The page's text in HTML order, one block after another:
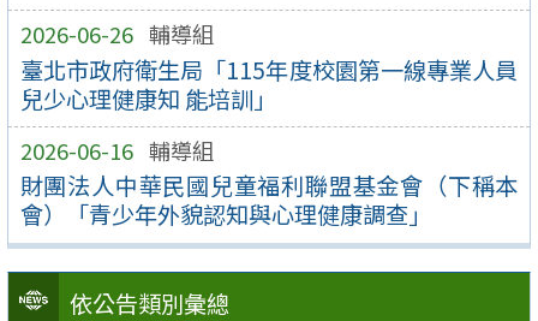
2026-06-26 輔導組
臺北市政府衛生局「115年度校園第一線專業人員
兒少心理健康知 能培訓」
2026-06-16 輔導組
財團法人中華民國兒童福利聯盟基金會（下稱本
會）「青少年外貌認知與心理健康調查」
依公告類別彙總